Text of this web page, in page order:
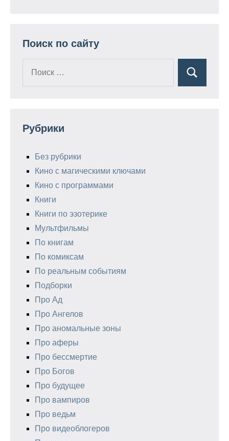
Поиск по сайту
Поиск
Рубрики
Без рубрики
Кино с магическими ключами
Кино с программами
Книги
Книги по эзотерике
Мультфильмы
По книгам
По комиксам
По реальным событиям
Подборки
Про Ад
Про Ангелов
Про аномальные зоны
Про аферы
Про бессмертие
Про Богов
Про будущее
Про вампиров
Про ведьм
Про видеоблогеров